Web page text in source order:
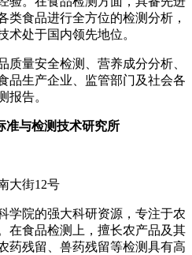
类食品进行全方位的检测分析，
术处于国内领先地位。
质量安全检测、营养成分分析、
品生产企业、监管部门及社会各
报告。
准与检测技术研究所
大街12号
学院的强大科研资源，专注于农
在食品检测上，擅长农产品及其
药残留、兽药残留等检测具有高